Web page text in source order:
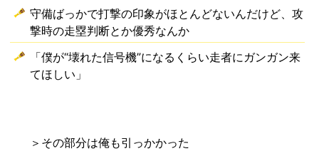
守備ばっかで打撃の印象がほとんどないんだけど、攻
撃時の走塁判断とか優秀なんか
「僕が“壊れた信号機”になるくらい走者にガンガン来
てほしい」
＞その部分は俺も引っかかった